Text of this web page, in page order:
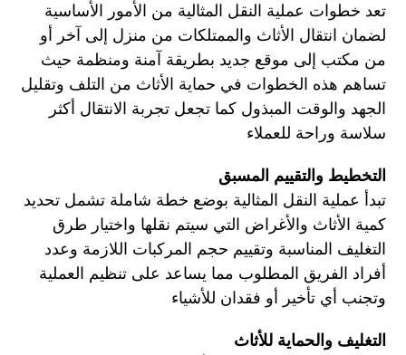
تعد خطوات عملية النقل المثالية من الأمور الأساسية
لضمان انتقال الأثاث والممتلكات من منزل إلى آخر أو
من مكتب إلى موقع جديد بطريقة آمنة ومنظمة حيث
تساهم هذه الخطوات في حماية الأثاث من التلف وتقليل
الجهد والوقت المبذول كما تجعل تجربة الانتقال أكثر
سلاسة وراحة للعملاء
التخطيط والتقييم المسبق
تبدأ عملية النقل المثالية بوضع خطة شاملة تشمل تحديد
كمية الأثاث والأغراض التي سيتم نقلها واختيار طرق
التغليف المناسبة وتقييم حجم المركبات اللازمة وعدد
أفراد الفريق المطلوب مما يساعد على تنظيم العملية
وتجنب أي تأخير أو فقدان للأشياء
التغليف والحماية للأثاث